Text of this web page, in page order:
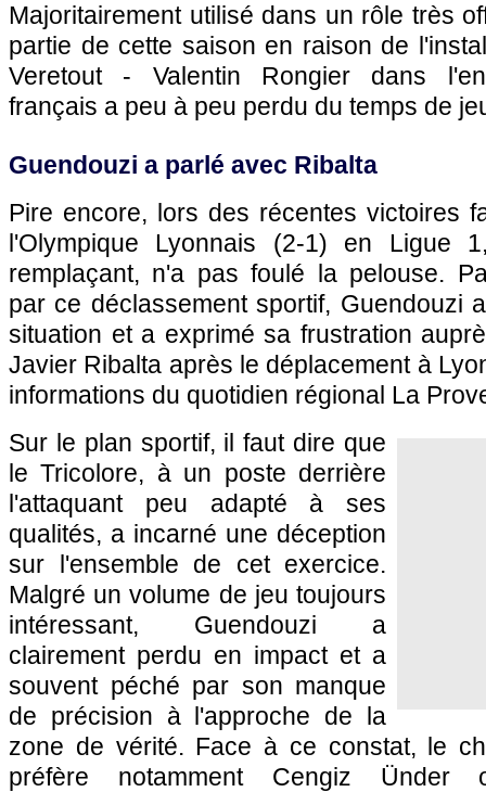
Majoritairement utilisé dans un rôle très
partie de cette saison en raison de
Veretout - Valentin Rongier dans
français a peu à peu perdu du temps de
Guendouzi a parlé avec Ribalta
Pire encore, lors des récentes victoires
l'Olympique Lyonnais (2-1) en Ligue
remplaçant, n'a pas foulé la pelouse.
par ce déclassement sportif, Guendouzi
situation et a exprimé sa frustration
Javier Ribalta après le déplacement à
informations du quotidien régional La
Sur le plan sportif, il faut dire que
le Tricolore, à un poste derrière
l'attaquant peu adapté à ses
qualités, a incarné une déception
sur l'ensemble de cet exercice.
Malgré un volume de jeu toujours
intéressant, Guendouzi a
clairement perdu en impact et a
souvent péché par son manque
de précision à l'approche de la
zone de vérité. Face à ce constat, le
préfère notamment Cengiz Ünder